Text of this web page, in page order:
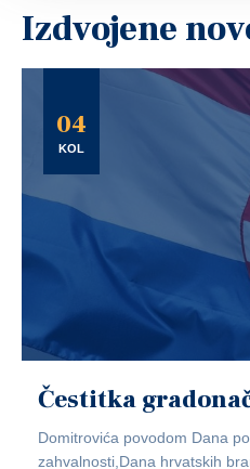
Izdvojene
04
KOL
Čestitka
Domitrovića povodom Dana
zahvalnosti,Dana hrvatskih